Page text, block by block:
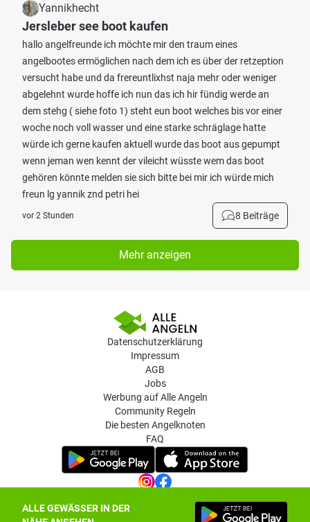
ALLE GEWÄSSER IN DER
Yannikhecht
Jersleber see boot kaufen
hallo angelfreunde ich möchte mir den traum eines
angelbootes ermöglichen nach dem ich es über der retzeption
versucht habe und da frereuntlixhst naja mehr oder weniger
abgelehnt wurde hoffe ich nun das ich hir fündig werde an
dem stehg ( siehe foto 1) steht eun boot welches bis vor einer
woche noch voll wasser und eine starke schräglage hatte
würde ich gerne kaufen aktuell wurde das boot aus gepumpt
wenn jeman wen kennt der vileicht wüsste wem das boot
gehören könnte melden sie sich bitte bei mir ich würde mich
freun lg yannik znd petri hei
vor 2 Stunden 8 Beiträge
Mehr anzeigen
Datenschutzerklärung
Impressum
AGB
Jobs
Werbung auf Alle Angeln
Community Regeln
Die besten Angelknoten
FAQ
Datenschutz-Einstellungen